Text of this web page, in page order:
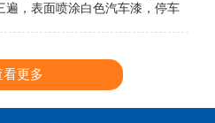
遍，表面喷涂白色汽车漆，停车
看更多